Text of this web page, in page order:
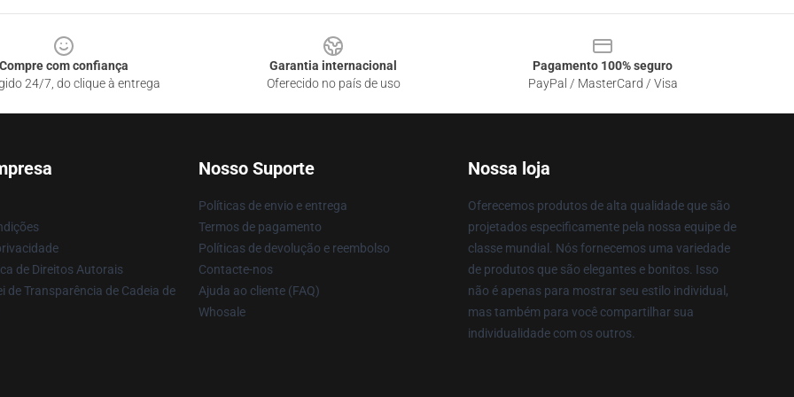
Compre com confiança
24/7, do clique à entrega
Garantia internacional
Oferecido no país de uso
Pagamento 100% seguro
PayPal / MasterCard / Visa
de Direitos Autorais
de Transparência de Cadeia de
Nosso Suporte
Políticas de envio e entrega
Termos de pagamento
Políticas de devolução e reembolso
Contacte-nos
Ajuda ao cliente (FAQ)
Whosale
Nossa loja
Oferecemos produtos de alta qualidade que são
projetados especificamente pela nossa equipe de
classe mundial. Nós fornecemos uma variedade
de produtos que são elegantes e bonitos. Isso
não é apenas para mostrar seu estilo individual,
mas também para você compartilhar sua
individualidade com os outros.